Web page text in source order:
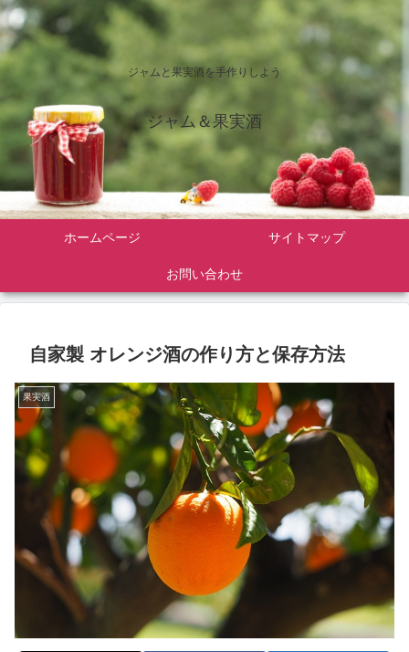
ジャムと果実酒を手作りしよう
ジャム＆果実酒
ホームページ サイトマップ
お問い合わせ
自家製 オレンジ酒の作り方と保存方法
果実酒